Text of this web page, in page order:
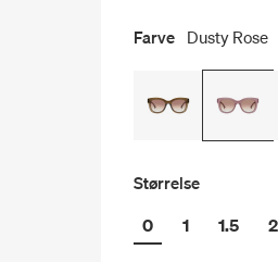
Farve Dusty Rose
Størrelse
0
1 1.5 2